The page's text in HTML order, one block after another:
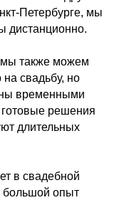
Петербурге, мы
дистанционно.
также можем
свадьбу, но
временными
решения
длительных
в свадебной
большой опыт